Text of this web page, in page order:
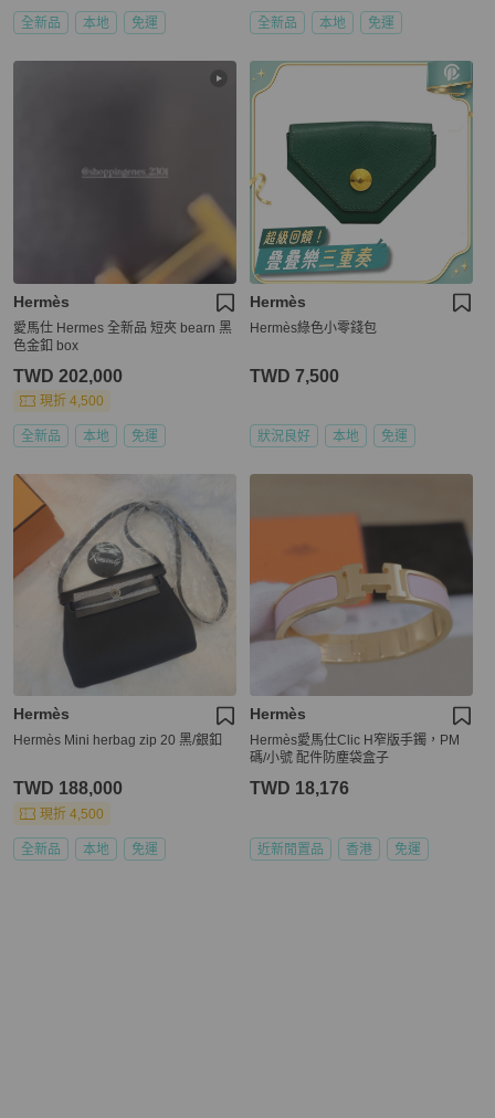
全新品 本地 免運 全新品 本地 免運
Hermès
愛馬仕 Hermes 全新品 短夾 bearn 黑
色金釦 box
TWD 202,000
現折 4,500
全新品 本地 免運
Hermès
Hermès綠色小零錢包
TWD 7,500
狀況良好 本地 免運
Hermès
Hermès Mini herbag zip 20 黑/銀釦
TWD 188,000
現折 4,500
全新品 本地 免運
Hermès
Hermès愛馬仕Clic H窄版手鐲，PM
碼/小號 配件防塵袋盒子
TWD 18,176
近新閒置品 香港 免運